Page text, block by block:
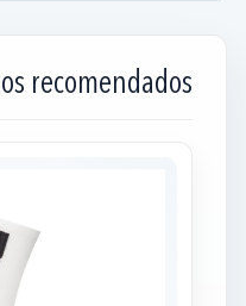
recomendados